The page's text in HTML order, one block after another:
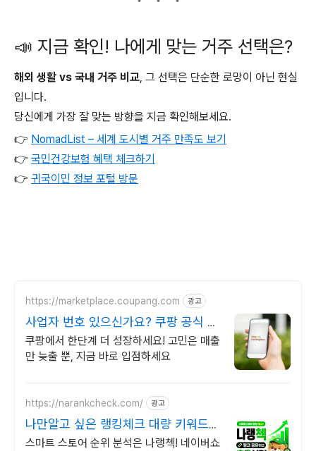
📣 지금 확인! 나에게 맞는 거주 선택은?
해외 생활 vs 국내 거주 비교, 그 선택은 단순한 로망이 아닌 현실
입니다.
당신에게 가장 잘 맞는 방향을 지금 확인해보세요.
👉 NomadList – 세계 도시별 거주 만족도 보기
👉 국민건강보험 혜택 체크하기
👉 귀국이민 정보 포털 방문
https://marketplace.coupang.com 광고
사업자 번호 있으신가요? 쿠팡 공식 입
점사이트
쿠팡에서 한단계 더 성장하세요! 고민은 매출
만 늦출 뿐, 지금 바로 입점하세요
https://narankcheck.com/ 광고
나만알고 싶은 랭킹체크 대량 키워드
분석
스마트 스토어 순위 분석은 나랭첵! 네이버쇼